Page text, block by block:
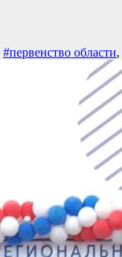
#первенство области,